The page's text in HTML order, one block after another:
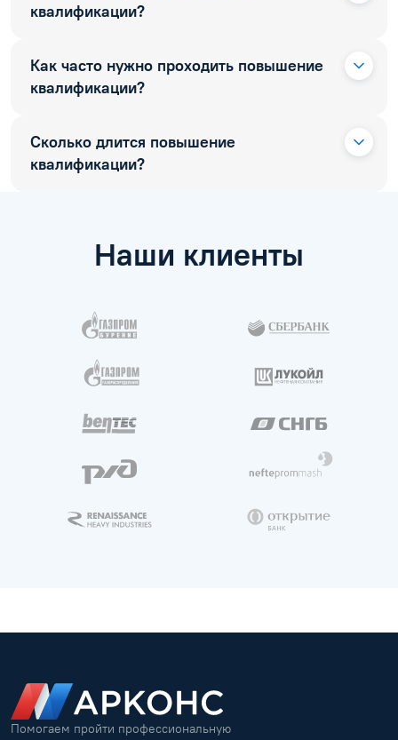
квалификации?
Как часто нужно проходить повышение
квалификации?
Сколько длится повышение
квалификации?
Наши клиенты
Помогаем пройти профессиональную